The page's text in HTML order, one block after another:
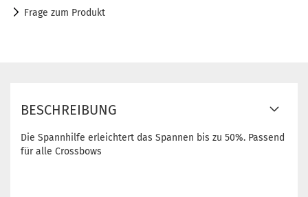
Frage zum Produkt
BESCHREIBUNG
Die Spannhilfe erleichtert das Spannen bis zu 50%. Passend
für alle Crossbows